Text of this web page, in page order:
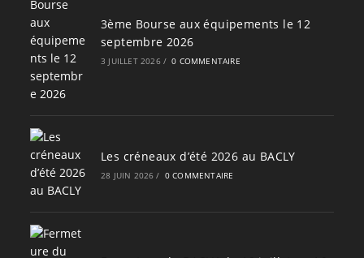
3ème Bourse aux équipements le 12
septembre 2026
3 JUILLET 2026 / 0 COMMENTAIRE
Les créneaux d’été 2026 au BACLY
28 JUIN 2026 / 0 COMMENTAIRE